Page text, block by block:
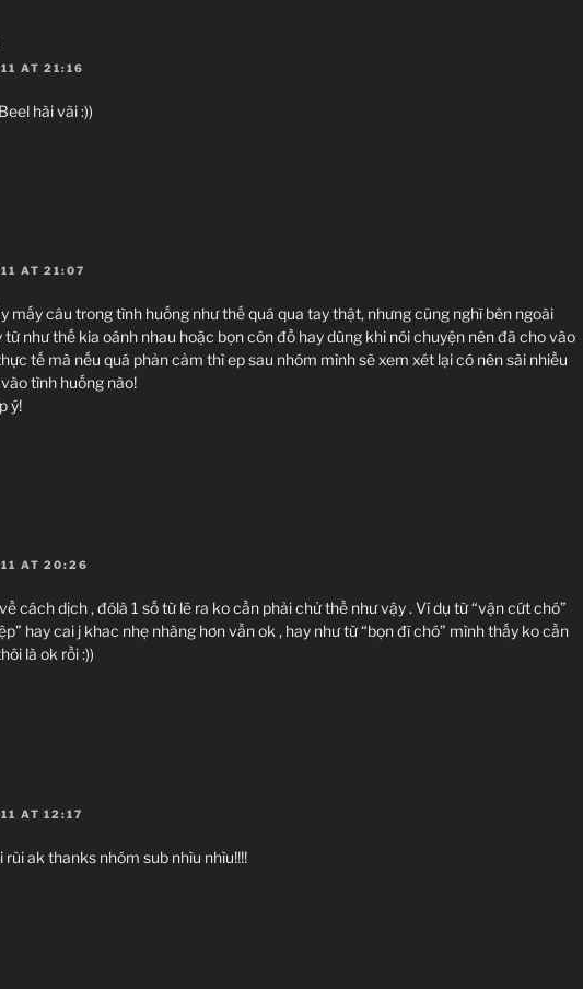
AT 21:16
hài vãi :))
AT 21:07
mấy câu trong tình huống như thế quá qua tay thật, nhưng cũng nghĩ bên ngoài
từ như thế kia oánh nhau hoặc bọn côn đồ hay dùng khi nói chuyện nên đã cho vào
tế mà nếu quá phản cảm thì ep sau nhóm mình sẽ xem xét lại có nên sài nhiều
tình huống nào!
ý!
AT 20:26
cách dịch , đólà 1 số từ lẽ ra ko cần phải chử thề như vậy . Ví dụ từ “vận cứt chó”
hay cai j khac nhẹ nhàng hơn vẫn ok , hay như từ “bọn đĩ chó” mình thấy ko cần
là ok rồi :))
AT 12:17
rùi ak thanks nhóm sub nhìu nhìu!!!!